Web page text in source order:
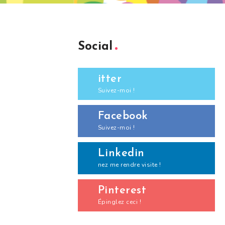
Social
itter
Suivez-moi !
Facebook
Suivez-moi !
Linkedin
nez me rendre visite !
Pinterest
Épinglez ceci !